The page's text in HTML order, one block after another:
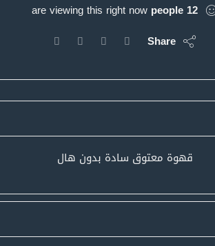
12
people
are viewing this right now
Share
قهوة معتوق سادة بدون هال